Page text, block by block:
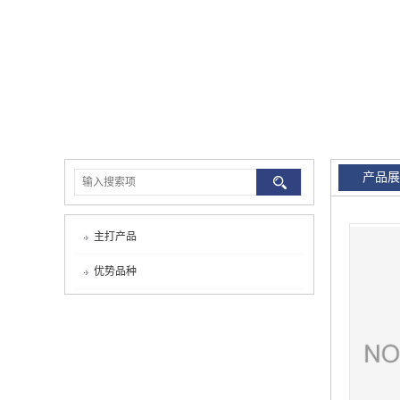
主打产品
优势品种
产品